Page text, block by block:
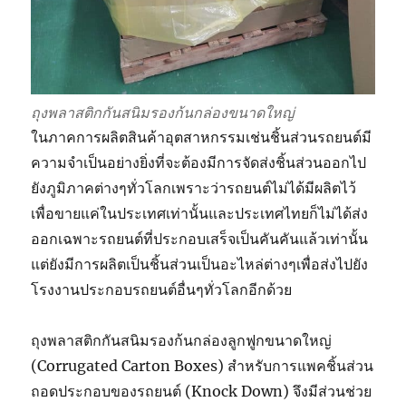
ถุงพลาสติกกันสนิมรองก้นกล่องขนาดใหญ่
ในภาคการผลิตสินค้าอุตสาหกรรมเช่นชิ้นส่วนรถยนต์มี
ความจำเป็นอย่างยิ่งที่จะต้องมีการจัดส่งชิ้นส่วนออกไป
ยังภูมิภาคต่างๆทั่วโลกเพราะว่ารถยนต์ไม่ได้มีผลิตไว้
เพื่อขายแค่ในประเทศเท่านั้นและประเทศไทยก็ไม่ได้ส่ง
ออกเฉพาะรถยนต์ที่ประกอบเสร็จเป็นคันคันแล้วเท่านั้น
แต่ยังมีการผลิตเป็นชิ้นส่วนเป็นอะไหล่ต่างๆเพื่อส่งไปยัง
โรงงานประกอบรถยนต์อื่นๆทั่วโลกอีกด้วย
ถุงพลาสติกกันสนิมรองก้นกล่องลูกฟูกขนาดใหญ่
(Corrugated Carton Boxes) สำหรับการแพคชิ้นส่วน
ถอดประกอบของรถยนต์ (Knock Down) จึงมีส่วนช่วย